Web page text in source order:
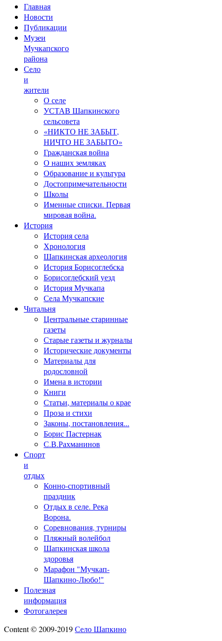
Главная
Новости
Публикации
Музеи
Мучкапского
района
Село
и
жители
О селе
УСТАВ Шапкинского
сельсовета
«НИКТО НЕ ЗАБЫТ,
НИЧТО НЕ ЗАБЫТО»
Гражданская война
О наших земляках
Образование и культура
Достопримечательности
Школы
Именные списки. Первая
мировая война.
История
История села
Хронология
Шапкинская археология
История Борисоглебска
Борисоглебский уезд
История Мучкапа
Села Мучкапские
Читальня
Центральные старинные
газеты
Старые газеты и журналы
Исторические документы
Материалы для
родословной
Имена в истории
Книги
Статьи, материалы о крае
Проза и стихи
Законы, постановления...
Борис Пастернак
С.В.Рахманинов
Спорт
и
отдых
Конно-спортивный
праздник
Отдых в селе. Река
Ворона.
Соревнования, турниры
Пляжный волейбол
Шапкинская школа
здоровья
Марафон "Мучкап-
Шапкино-Любо!"
Полезная
информация
Фотогалерея
Content © 2009-2019Село Шапкино